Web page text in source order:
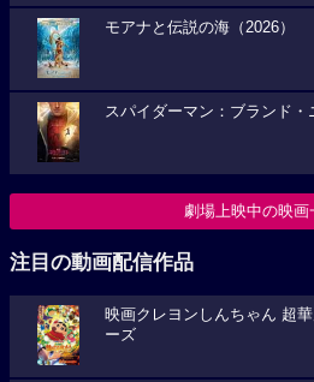
モアナと伝説の海（2026）
スパイダーマン：ブランド・
劇場上映中の映画
注目の動画配信作品
映画クレヨンしんちゃん 超
ーズ